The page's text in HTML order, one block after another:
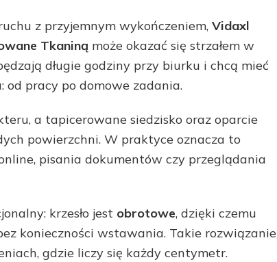
z przyjemnym wykończeniem, Vidaxl
Tkaniną może okazać się strzałem w
długie godziny przy biurku i chcą mieć
od pracy po domowe zadania.
a tapicerowane siedzisko oraz oparcie
powierzchni. W praktyce oznacza to
pisania dokumentów czy przeglądania
krzesło jest obrotowe, dzięki czemu
konieczności wstawania. Takie rozwiązanie
gdzie liczy się każdy centymetr.